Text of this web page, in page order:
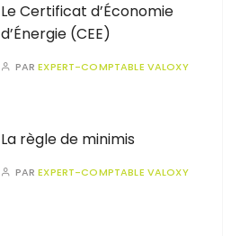
Le Certificat d’Économie
d’Énergie (CEE)
PAREXPERT-COMPTABLE VALOXY
La règle de minimis
PAREXPERT-COMPTABLE VALOXY